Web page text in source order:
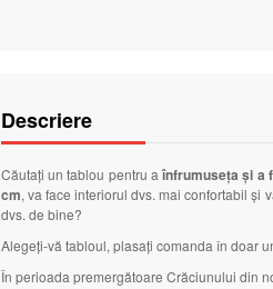
Descriere
Căutați un tablou pentru aînfrumuseța și a
cm, va face interiorul dvs. mai confortabil și
dvs. de bine?
Alegeți-vă tabloul, plasați comanda în doar
În perioada premergătoare Crăciunului din